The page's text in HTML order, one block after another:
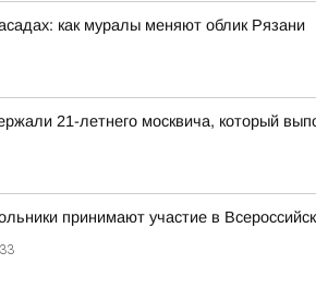
как муралы меняют облик Рязани
21-летнего москвича, который
принимают участие в